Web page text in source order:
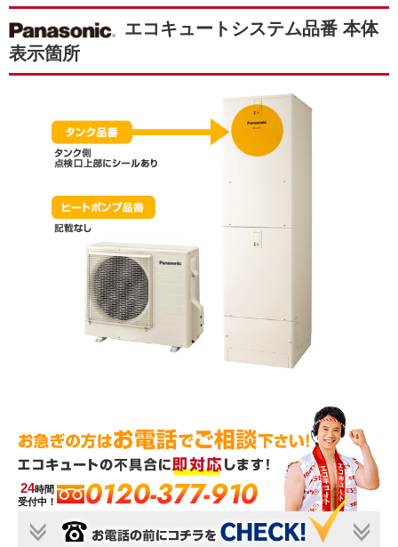
エコキュートシステム品番 本体
表示箇所
24時間
受付中！
0120-377-910